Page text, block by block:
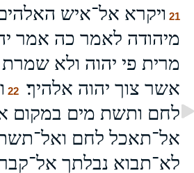
21 ויקרא אל־איש
מיהודה לאמר כה אמר
מרית פי יהוה ולא
אשר צוך יהוה אלהיך׃
22
לחם ותשת מים במקום
אל־תאכל לחם
לא־תבוא נבלתך אל־קבר